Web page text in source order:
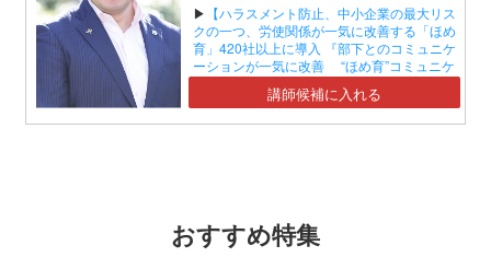
▶ 【ハラスメント防止、中小企業の最大リス
クの一つ、労使関係が一気に改善する「ほめ
育」420社以上に導入 『部下とのコミュニケ
ーションが一気に改善 “ほめ育”コミュニケ
ーションセミナー』】講師候補に入れる
おすすめ特集